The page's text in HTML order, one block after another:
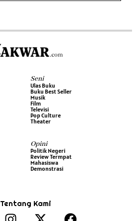
Seni
Ulas Buku
Buku Best Seller
Musik
Film
Televisi
Pop Culture
Theater
Opini
Politik Negeri
Review Termpat
Mahasiswa
Demonstrasi
Tentang Kami